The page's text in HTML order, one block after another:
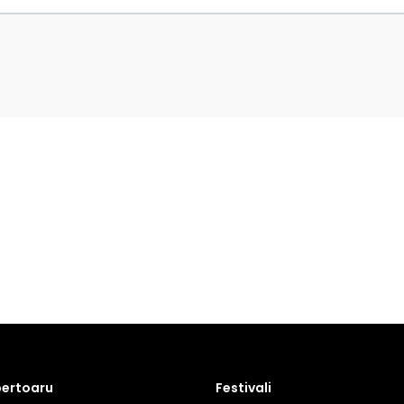
Festivali